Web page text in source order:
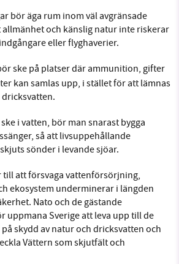
bör äga rum inom väl avgränsade
allmänhet och känslig natur inte riskerar
eller flyghaverier.
ske på platser därammunition, gifter
kan samlas upp, i stället för att lämnas
i vatten, bör man snarast bygga
så att livsuppehållande
sönder i levande sjöar.
till att försvaga vattenförsörjning,
ekosystem underminerar i längden
Nato och de gästande
uppmana Sverige att leva upp till de
skydd av natur och dricksvatten och
Vättern som skjutfält och